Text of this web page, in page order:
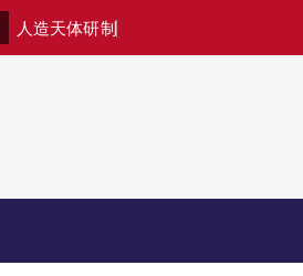
人造天体研制